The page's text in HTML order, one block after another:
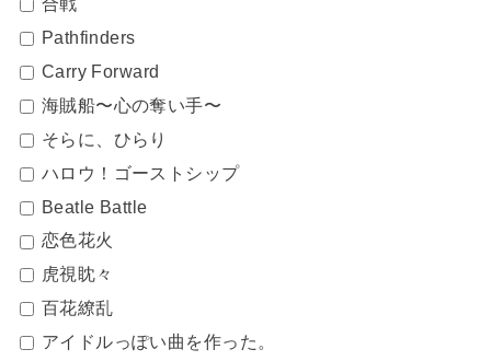
Pathfinders
Carry Forward
海賊船〜心の奪い手〜
そらに、ひらり
ハロウ！ゴーストシップ
Beatle Battle
恋色花火
虎視眈々
百花繚乱
アイドルっぽい曲を作った。